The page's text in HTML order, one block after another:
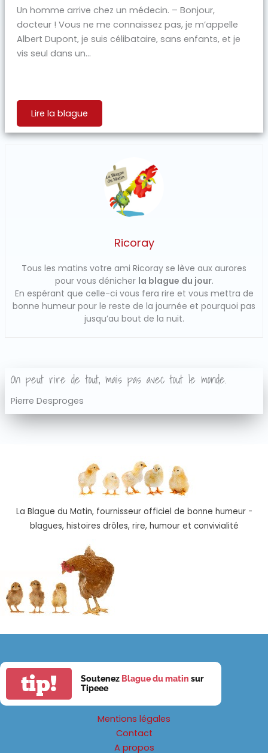
Un homme arrive chez un médecin. – Bonjour,
docteur ! Vous ne me connaissez pas, je m’appelle
Albert Dupont, je suis célibataire, sans enfants, et je
vis seul dans un...
Lire la blague
Ricoray
Tous les matins votre ami Ricoray se lève aux aurores
pour vous dénicher la blague du jour.
En espérant que celle-ci vous fera rire et vous mettra de
bonne humeur pour le reste de la journée et pourquoi pas
jusqu’au bout de la nuit.
On peut rire de tout, mais pas avec tout le monde.
Pierre Desproges
La Blague du Matin, fournisseur officiel de bonne humeur -
blagues, histoires drôles, rire, humour et convivialité
tip! Soutenez Blague du matin sur
Tipeee
Mentions légales
Contact
A propos